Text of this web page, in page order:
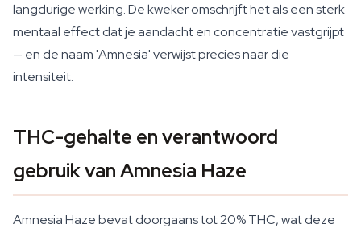
langdurige werking. De kweker omschrijft het als een sterk
mentaal effect dat je aandacht en concentratie vastgrijpt
— en de naam 'Amnesia' verwijst precies naar die
intensiteit.
THC-gehalte en verantwoord
gebruik van Amnesia Haze
Amnesia Haze bevat doorgaans tot 20% THC, wat deze